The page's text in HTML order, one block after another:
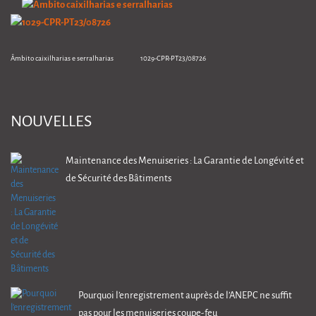
Âmbito caixilharias e serralharias 1029-CPR-PT23/08726
NOUVELLES
Maintenance des Menuiseries : La Garantie de Longévité et
de Sécurité des Bâtiments
Pourquoi l’enregistrement auprès de l’ANEPC ne suffit
pas pour les menuiseries coupe-feu